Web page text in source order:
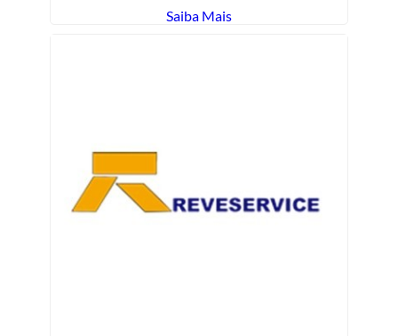
Saiba Mais